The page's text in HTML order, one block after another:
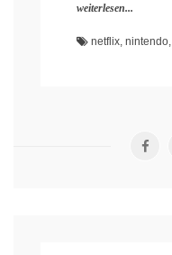
weiterlesen...
netflix, nintendo,